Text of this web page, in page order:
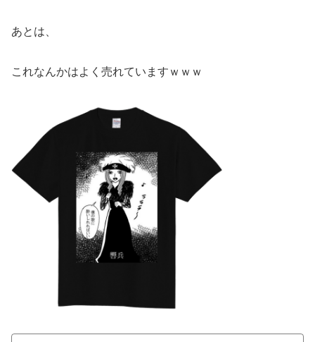
あとは、
これなんかはよく売れていますｗｗｗ